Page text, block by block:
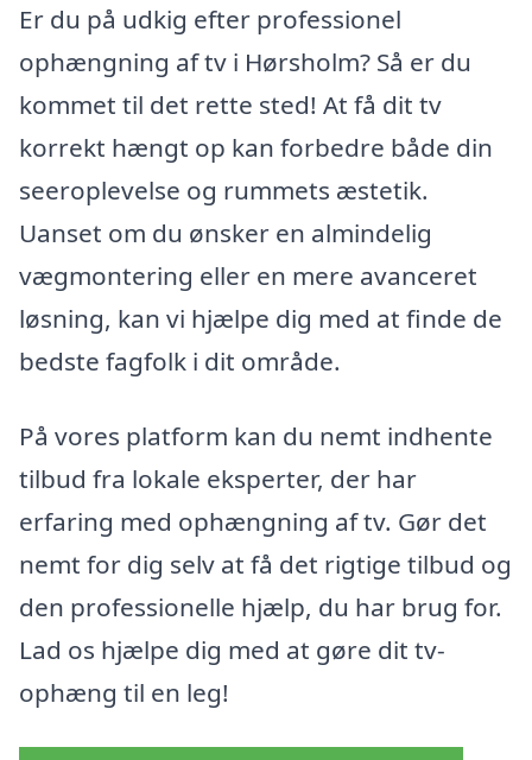
Er du på udkig efter professionel
ophængning af tv i Hørsholm? Så er du
kommet til det rette sted! At få dit tv
korrekt hængt op kan forbedre både din
seeroplevelse og rummets æstetik.
Uanset om du ønsker en almindelig
vægmontering eller en mere avanceret
løsning, kan vi hjælpe dig med at finde de
bedste fagfolk i dit område.
På vores platform kan du nemt indhente
tilbud fra lokale eksperter, der har
erfaring med ophængning af tv. Gør det
nemt for dig selv at få det rigtige tilbud og
den professionelle hjælp, du har brug for.
Lad os hjælpe dig med at gøre dit tv-
ophæng til en leg!